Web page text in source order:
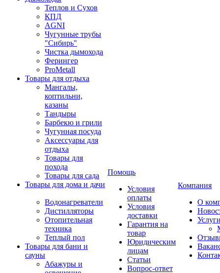
Теплов и Сухов
КПД
AGNI
Чугунные трубы
"Сибирь"
Чистка дымохода
Ферингер
ProMetall
Товары для отдыха
Мангалы,
коптильни,
казаны
Тандыры
Барбекю и грили
Чугунная посуда
Аксессуары для
отдыха
Товары для
похода
Товары для сада
Товары для дома и дачи
Водонагреватели
Дистилляторы
Отопительная
техника
Теплый пол
Товары для бани и
сауны
Абажуры и
Помощь
Условия
оплаты
Условия
доставки
Гарантия на
товар
Юридическим
лицам
Статьи
Вопрос-ответ
Компания
О